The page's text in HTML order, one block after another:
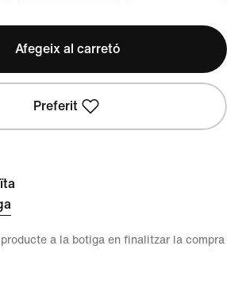
Afegeix al carretó
Preferit
a la botiga en finalitzar la compra